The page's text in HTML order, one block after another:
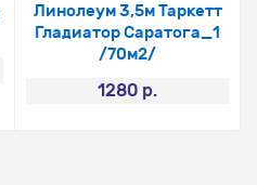
Линолеум 3,5м Таркетт
Гладиатор Саратога_1
/70м2/
1280 р.